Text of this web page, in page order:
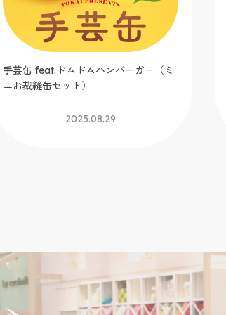
手芸缶 feat.ドムドムハンバーガー（ミ
ニお裁縫缶セット）
2025.08.29